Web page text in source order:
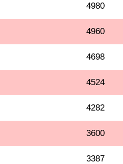
4980
4960
4698
4524
4282
3600
3387